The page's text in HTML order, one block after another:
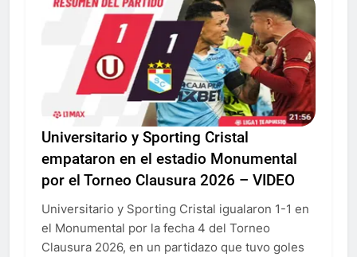
Universitario y Sporting Cristal
empataron en el estadio Monumental
por el Torneo Clausura 2026 – VIDEO
Universitario y Sporting Cristal igualaron 1-1 en
el Monumental por la fecha 4 del Torneo
Clausura 2026, en un partidazo que tuvo goles